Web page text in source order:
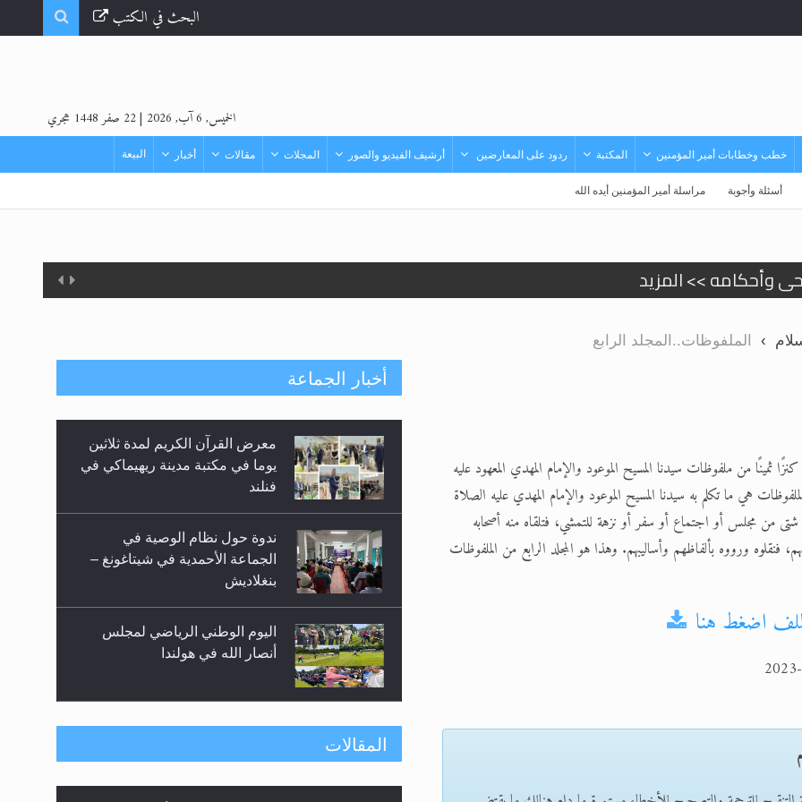
البحث في الكتب
الخميس, 6 آب, 2026 |22 صفر 1448 هجري
خطب وخطابات أمير المؤمنين المكتبة ردود على المعارضين أرشيف الفيديو والصور المجلات مقالات أخبار البيعة
أسئلة وأجوبة مراسلة أمير المؤمنين أيده الله
وأحكامه >> المزيد
حضرة امير المؤمنين أيده الله والمكتب العربي >> المزيد
زكريا يطرس وأعداء الإسلام اضغط هنا >> المزيد
والمعراج >> المزيد
صلى الله عليه وسلم >> المزيد
الملفوظات..المجلد الرابع
ثمينًا من ملفوظات سيدنا المسيح الموعود والإمام المهدي المعهود عليه
هي ما تكلم به سيدنا المسيح الموعود والإمام المهدي عليه الصلاة
من مجلس أو اجتماع أو سفر أو نزهة للتمشي، فتلقاه منه أصحابه
فنقلوه ورووه بألفاظهم وأساليبهم. وهذا هو المجلد الرابع من الملفوظات
اضغط هنا
أخبار الجماعة
معرض القرآن الكريم لمدة ثلاثين
يوما في مكتبة مدينة ريهيماكي في
فنلند
ندوة حول نظام الوصية في
الجماعة الأحمدية في شيتاغونغ –
بنغلاديش
اليوم الوطني الرياضي لمجلس
أنصار الله في هولندا
إتمام حفظ القرآن الكريم لثلاثة
المقالات